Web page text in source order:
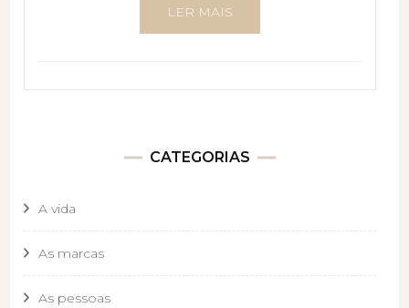
LER MAIS
CATEGORIAS
A vida
As marcas
As pessoas